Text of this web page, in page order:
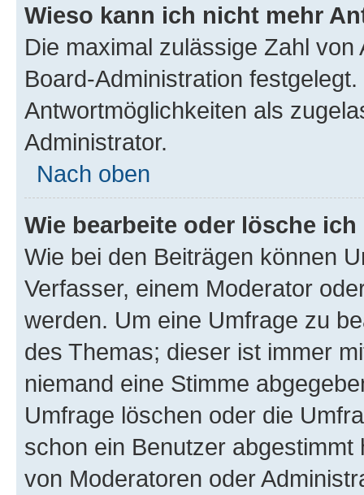
Wieso kann ich nicht mehr
Die maximal zulässige Zahl
Board-Administration
Antwortmöglichkeiten als
Administrator.
Nach oben
Wie bearbeite oder lösche
Wie bei den Beiträgen können
Verfasser, einem Moderator
werden. Um eine Umfrage zu
des Themas; dieser ist immer
niemand eine Stimme
Umfrage löschen oder die
schon ein Benutzer
von Moderatoren oder